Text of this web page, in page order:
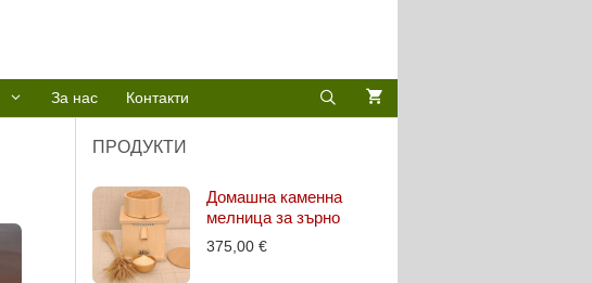
За нас Контакти
ПРОДУКТИ
Домашна каменна
мелница за зърно
375,00 €